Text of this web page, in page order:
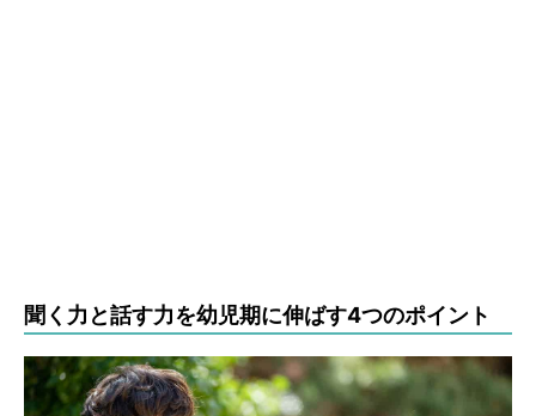
聞く力と話す力を幼児期に伸ばす4つのポイント